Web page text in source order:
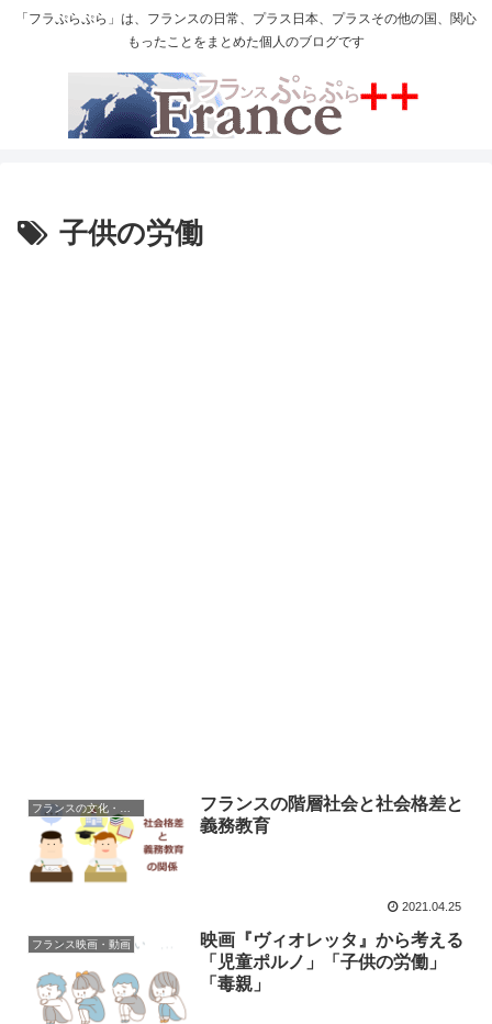
「フラぷらぷら」は、フランスの日常、プラス日本、プラスその他の国、関心
もったことをまとめた個人のブログです
子供の労働
フランスの文化・習慣を知る
フランスの階層社会と社会格差と
義務教育
2021.04.25
フランス映画・動画
映画『ヴィオレッタ』から考える
「児童ポルノ」「子供の労働」
「毒親」